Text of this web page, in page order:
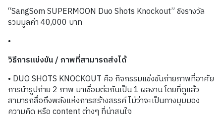
“SangSom SUPERMOON Duo Shots Knockout” ชิงรางวัล
รวมมูลค่า 40,000 บาท
•
วิธีการแข่งขัน / ภาพที่สามารถส่งได้
• DUO SHOTS KNOCKOUT คือ กิจกรรมแข่งขันถ่ายภาพที่อาศัย
การนำรูปถ่าย 2 ภาพ มาเชื่อมต่อกันเป็น 1 ผลงาน โดยที่ดูแล้ว
สามารถสื่อถึงพลังแห่งการสร้างสรรค์ ไม่ว่าจะเป็นทางมุมมอง
ความคิด หรือ content ต่างๆ ที่น่าสนใจ